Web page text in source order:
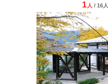
1 人 / 16人